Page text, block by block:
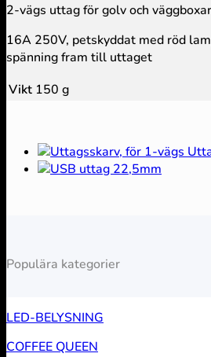
2-vägs uttag för golv och väggboxar
16A 250V, petskyddat med röd
spänning fram till uttaget
Vikt 150 g
Populära kategorier
LED-BELYSNING
COFFEE QUEEN